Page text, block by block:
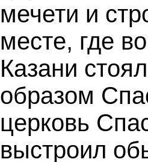
мечети и
месте, где
Казани
образом
церковь
выстроил